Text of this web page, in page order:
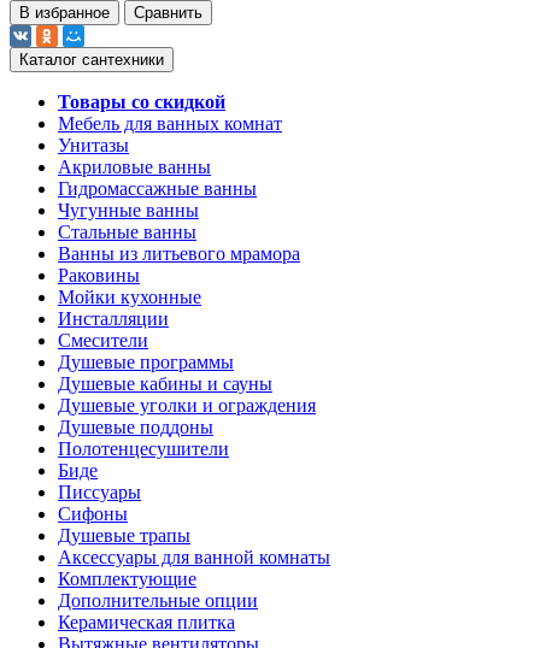
В избранное Сравнить
Каталог сантехники
Товары со скидкой
Мебель для ванных комнат
Унитазы
Акриловые ванны
Гидромассажные ванны
Чугунные ванны
Стальные ванны
Ванны из литьевого мрамора
Раковины
Мойки кухонные
Инсталляции
Смесители
Душевые программы
Душевые кабины и сауны
Душевые уголки и ограждения
Душевые поддоны
Полотенцесушители
Биде
Писсуары
Сифоны
Душевые трапы
Аксессуары для ванной комнаты
Комплектующие
Дополнительные опции
Керамическая плитка
Вытяжные вентиляторы